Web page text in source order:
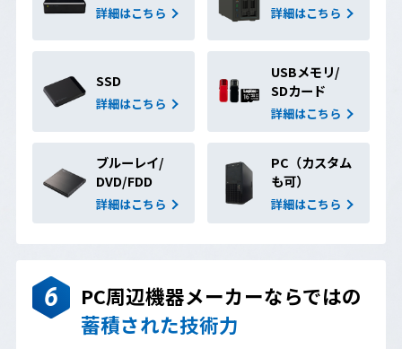
詳細はこちら 詳細はこちら
SSD
詳細はこちら
USBメモリ/
SDカード
詳細はこちら
ブルーレイ/
DVD/FDD
詳細はこちら
PC（カスタム
も可）
詳細はこちら
PC周辺機器メーカーならではの
蓄積された技術力